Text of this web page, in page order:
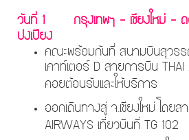
วันที่ 1 กรุงเทพฯ - เชียงใหม่ -
ปงเปียง
คณะพร้อมกันที่ สนามบินสุวร
เคาท์เตอร์ D สายการบิน THAI
คอยต้อนรับและให้บริการ
ออกเดินทางสู่ จ.เชียงใหม่ โดยส
AIRWAYS เที่ยวบินที่ TG 102